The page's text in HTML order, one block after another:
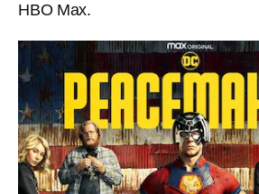
HBO Max.